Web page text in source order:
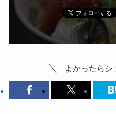
よかったらシ